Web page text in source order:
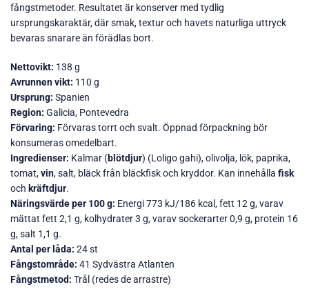
fångstmetoder. Resultatet är konserver med tydlig
ursprungskaraktär, där smak, textur och havets naturliga uttryck
bevaras snarare än förädlas bort.
Nettovikt: 138 g
Avrunnen vikt: 110 g
Ursprung: Spanien
Region: Galicia, Pontevedra
Förvaring: Förvaras torrt och svalt. Öppnad förpackning bör
konsumeras omedelbart.
Ingredienser: Kalmar (blötdjur) (Loligo gahi), olivolja, lök, paprika,
tomat,vin, salt, bläck från bläckfisk och kryddor. Kan innehålla fisk
och kräftdjur.
Näringsvärde per 100 g: Energi 773 kJ/186 kcal, fett 12 g, varav
mättat fett 2,1 g, kolhydrater 3 g, varav sockerarter 0,9 g, protein 16
g, salt 1,1 g.
Antal per låda: 24 st
Fångstområde: 41 Sydvästra Atlanten
Fångstmetod: Trål (redes de arrastre)